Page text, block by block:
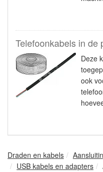
Telefoonkabels in de
Deze
ook
Draden en kabels
USB kabels en adapters